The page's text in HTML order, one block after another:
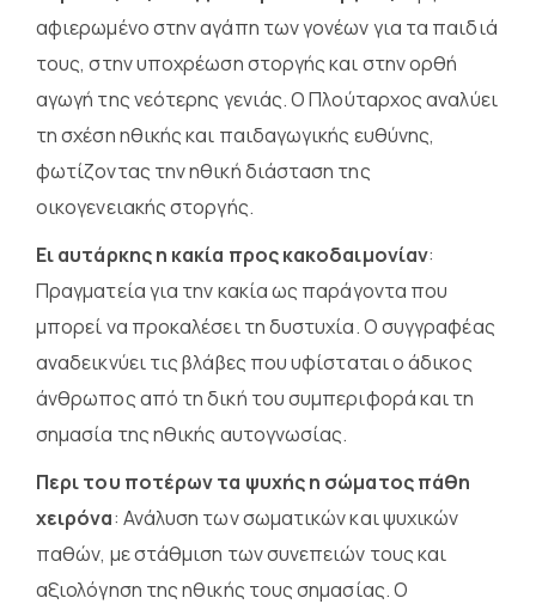
αφιερωμένο στην αγάπη των γονέων για τα παιδιά
τους, στην υποχρέωση στοργής και στην ορθή
αγωγή της νεότερης γενιάς. Ο Πλούταρχος αναλύει
τη σχέση ηθικής και παιδαγωγικής ευθύνης,
φωτίζοντας την ηθική διάσταση της
οικογενειακής στοργής.
Ει αυτάρκης η κακία προς κακοδαιμονίαν:
Πραγματεία για την κακία ως παράγοντα που
μπορεί να προκαλέσει τη δυστυχία. Ο συγγραφέας
αναδεικνύει τις βλάβες που υφίσταται ο άδικος
άνθρωπος από τη δική του συμπεριφορά και τη
σημασία της ηθικής αυτογνωσίας.
Περι του ποτέρων τα ψυχής η σώματος πάθη
χειρόνα: Ανάλυση των σωματικών και ψυχικών
παθών, με στάθμιση των συνεπειών τους και
αξιολόγηση της ηθικής τους σημασίας. Ο